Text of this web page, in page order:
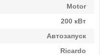
Motor
200 кВт
Автозапуск
Ricardo